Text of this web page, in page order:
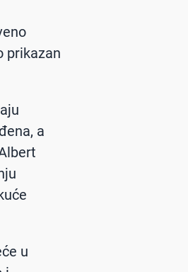
prikazan
a
u